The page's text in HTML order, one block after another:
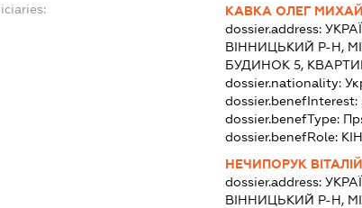
КАВКА ОЛЕГ
dossier.address:
ВІННИЦЬКИЙ Р-Н,
БУДИНОК 5,
dossier.nationality:
dossier.benefInterest:
dossier.benefType:
dossier.benefRole:
НЕЧИПОРУК
dossier.address:
ВІННИЦЬКИЙ Р-Н,